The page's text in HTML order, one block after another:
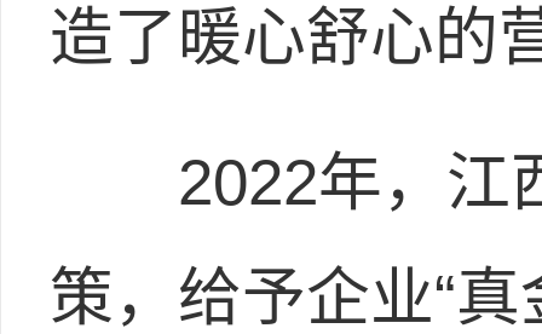
造了暖心舒心的
2022年，江西
策，给予企业“